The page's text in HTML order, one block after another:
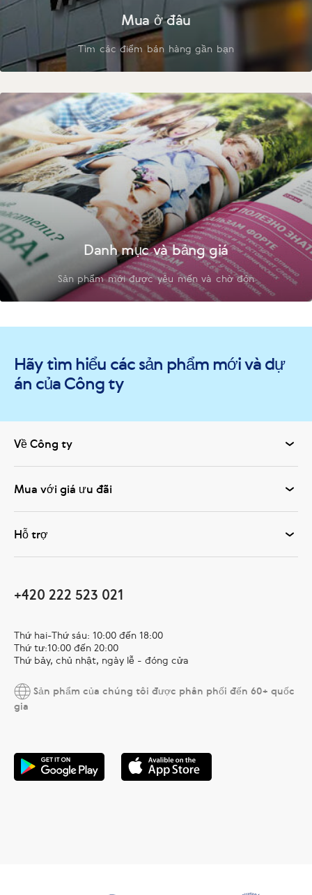
Mua ở đâu
Tìm các điểm bán hàng gần bạn
Danh mục và bảng giá
Sản phẩm mới được yêu mến và chờ đón
Hãy tìm hiểu các sản phẩm mới và dự
án của Công ty
Về Công ty
Mua với giá ưu đãi
Hỗ trợ
+420 222 523 021
Thứ hai-Thứ sáu: 10:00 đến 18:00
Thứ tư:10:00 đến 20:00
Thứ bảy, chủ nhật, ngày lễ - đóng cửa
Sản phẩm của chúng tôi được phân phối đến 60+ quốc
gia